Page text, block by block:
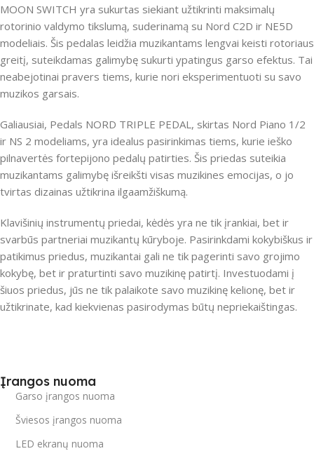
MOON SWITCH yra sukurtas siekiant užtikrinti maksimalų
rotorinio valdymo tikslumą, suderinamą su Nord C2D ir NE5D
modeliais. Šis pedalas leidžia muzikantams lengvai keisti rotoriaus
greitį, suteikdamas galimybę sukurti ypatingus garso efektus. Tai
neabejotinai pravers tiems, kurie nori eksperimentuoti su savo
muzikos garsais.
Galiausiai, Pedals NORD TRIPLE PEDAL, skirtas Nord Piano 1/2
ir NS 2 modeliams, yra idealus pasirinkimas tiems, kurie ieško
pilnavertės fortepijono pedalų patirties. Šis priedas suteikia
muzikantams galimybę išreikšti visas muzikines emocijas, o jo
tvirtas dizainas užtikrina ilgaamžiškumą.
Klavišinių instrumentų priedai, kėdės yra ne tik įrankiai, bet ir
svarbūs partneriai muzikantų kūryboje. Pasirinkdami kokybiškus ir
patikimus priedus, muzikantai gali ne tik pagerinti savo grojimo
kokybę, bet ir praturtinti savo muzikinę patirtį. Investuodami į
šiuos priedus, jūs ne tik palaikote savo muzikinę kelionę, bet ir
užtikrinate, kad kiekvienas pasirodymas būtų nepriekaištingas.
Įrangos nuoma
Garso įrangos nuoma
Šviesos įrangos nuoma
LED ekranų nuoma